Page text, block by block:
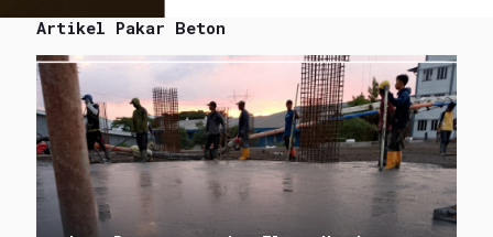
Artikel Pakar Beton